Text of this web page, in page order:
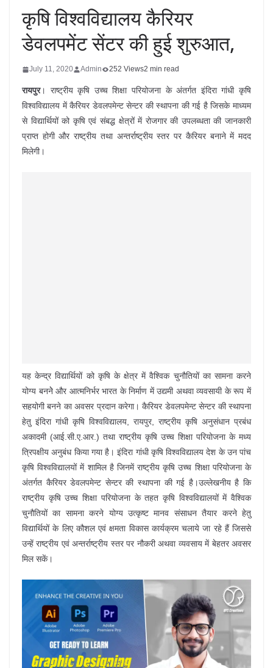
कृषि विश्वविद्यालय कैरियर
डेवलपमेंट सेंटर की हुई शुरुआत,
July 11, 2020 Admin 252 Views2 min read
रायपुर। राष्ट्रीय कृषि उच्च शिक्षा परियोजना के अंतर्गत इंदिरा गांधी कृषि
विश्वविद्यालय में कैरियर डेवलपमेन्ट सेन्टर की स्थापना की गई है जिसके माध्यम
से विद्यार्थियों को कृषि एवं संबद्ध क्षेत्रों में रोजगार की उपलब्धता की जानकारी
प्राप्त होगी और राष्ट्रीय तथा अन्तर्राष्ट्रीय स्तर पर कैरियर बनाने में मदद
मिलेगी।
यह केन्द्र विद्यार्थियों को कृषि के क्षेत्र में वैश्विक चुनौतियों का सामना करने
योग्य बननेे और आत्मनिर्भर भारत के निर्माण में उद्यमी अथवा व्यवसायी के रूप में
सहयोगी बनने का अवसर प्रदान करेगा। कैरियर डेवलपमेन्ट सेन्टर की स्थापना
हेतु इंदिरा गांधी कृषि विश्वविद्यालय, रायपुर, राष्ट्रीय कृषि अनुसंधान प्रबंध
अकादमी (आई.सी.ए.आर.) तथा राष्ट्रीय कृषि उच्च शिक्षा परियोजना के मध्य
त्रिपक्षीय अनुबंध किया गया है। इंदिरा गांधी कृषि विश्वविद्यालय देश के उन पांच
कृषि विश्वविद्यालयों में शामिल है जिनमें राष्ट्रीय कृषि उच्च शिक्षा परियोजना के
अंतर्गत कैरियर डेवलपमेन्ट सेन्टर की स्थापना की गई है।उल्लेखनीय है कि
राष्ट्रीय कृषि उच्च शिक्षा परियोजना के तहत कृषि विश्वविद्यालयों में वैश्विक
चुनौतियों का सामना करने योग्य उत्कृष्ट मानव संसाधन तैयार करने हेतु
विद्यार्थियों के लिए कौशल एवं क्षमता विकास कार्यक्रम चलाये जा रहे हैं जिससे
उन्हें राष्ट्रीय एवं अन्तर्राष्ट्रीय स्तर पर नौकरी अथवा व्यवसाय में बेहतर अवसर
मिल सकें।